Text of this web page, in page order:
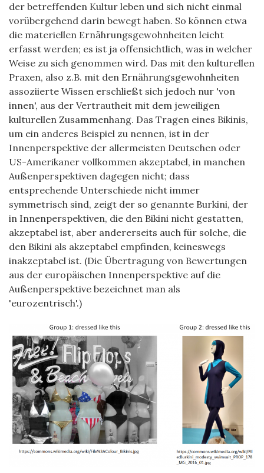
der betreffenden Kultur leben und sich nicht einmal
vorübergehend darin bewegt haben. So können etwa
die materiellen Ernährungsgewohnheiten leicht
erfasst werden; es ist ja offensichtlich, was in welcher
Weise zu sich genommen wird. Das mit den kulturellen
Praxen, also z.B. mit den Ernährungsgewohnheiten
assoziierte Wissen erschließt sich jedoch nur 'von
innen', aus der Vertrautheit mit dem jeweiligen
kulturellen Zusammenhang. Das Tragen eines Bikinis,
um ein anderes Beispiel zu nennen, ist in der
Innenperspektive der allermeisten Deutschen oder
US-Amerikaner vollkommen akzeptabel, in manchen
Außenperspektiven dagegen nicht; dass
entsprechende Unterschiede nicht immer
symmetrisch sind, zeigt der so genannte Burkini, der
in Innenperspektiven, die den Bikini nicht gestatten,
akzeptabel ist, aber andererseits auch für solche, die
den Bikini als akzeptabel empfinden, keineswegs
inakzeptabel ist. (Die Übertragung von Bewertungen
aus der europäischen Innenperspektive auf die
Außenperspektive bezeichnet man als
'eurozentrisch'.)